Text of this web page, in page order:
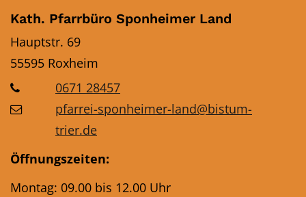
Kath. Pfarrbüro Sponheimer Land
Hauptstr. 69
55595 Roxheim
0671 28457
pfarrei-sponheimer-land@bistum-
trier.de
Öffnungszeiten:
Montag: 09.00 bis 12.00 Uhr